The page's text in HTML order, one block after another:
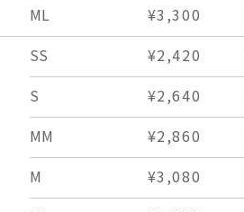
ML
¥3,300
SS
¥2,420
S
¥2,640
MM
¥2,860
M
¥3,080